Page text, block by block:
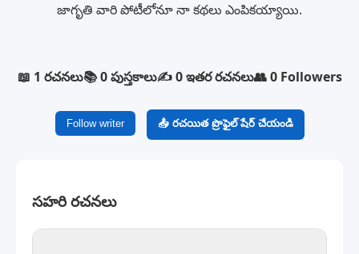
జాగృతి వారి పోటీలోనూ నా కథలు ఎంపికయ్యాయి.
📖 1 రచనలు📚 0 పుస్తకాలు✍️ 0 ఇతర రచనలు👥 0 Followers
Follow writer 📤 రచయిత ప్రొఫైల్ షేర్ చేయండి
సహరి రచనలు